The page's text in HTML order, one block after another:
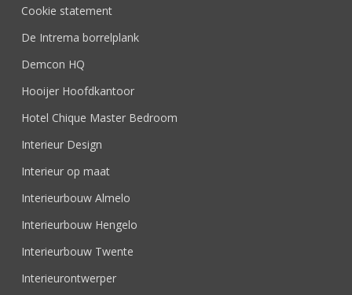
Cookie statement
De Intrema borrelplank
Demcon HQ
Hooijer Hoofdkantoor
Hotel Chique Master Bedroom
Interieur Design
Interieur op maat
Interieurbouw Almelo
Interieurbouw Hengelo
Interieurbouw Twente
Interieurontwerper